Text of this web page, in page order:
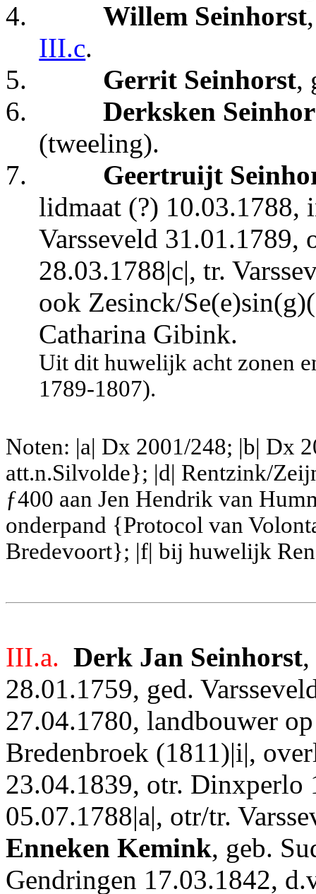
4. Willem Seinhorst
III.c.
5.
Gerrit Seinhorst,
6.
Derksken
(tweeling).
7.
Geertruijt
lidmaat (?) 10.03.1788,
Varsseveld
28.03.1788|c|, tr.
ook Zesinck/
Catharina Gibink.
Uit dit huwelijk acht zonen
1789-1807).
Noten: |a| Dx 2001/248; |b| Dx
att.n.Silvolde}; |d| Rentzink/
ƒ400 aan Jen Hendrik van
onderpand {Protocol van
Bredevoort}; |f| bij huwelijk
III.a. Derk Jan Seinhorst,
28.01.1759, ged.
27.04.1780, landbouwer
Bredenbroek (1811)|i|,
23.04.1839, otr. Dinxperlo
05.07.1788|a|, otr/tr.
Enneken Kemink, geb.
Gendringen 17.03.1842,